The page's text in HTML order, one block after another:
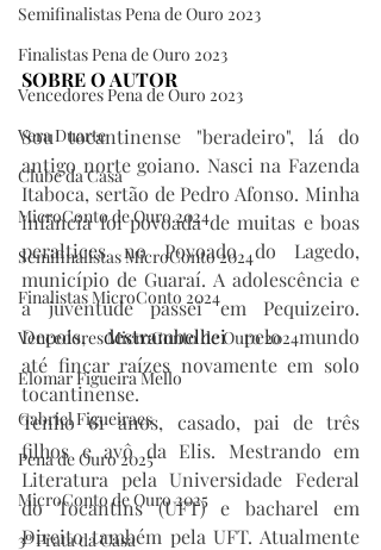
Semifinalistas Pena de Ouro 2023
Finalistas Pena de Ouro 2023
Vencedores Pena de Ouro 2023
Vera Duarte
Clube da Casa
MicroConto de Ouro 2024
Semifinalistas MicroConto 2024
Finalistas MicroConto 2024
Vencedores MicroConto de Ouro 2024
Elomar Figueira Mello
Gabriel Figueiraes
Pena de Ouro 2025
MicroConto de Ouro 2025
3º Prata da Casa
SOBRE O AUTOR
Sou tocantinense "beradeiro", lá do
antigo norte goiano. Nasci na Fazenda
Itaboca, sertão de Pedro Afonso. Minha
infância foi povoada de muitas e boas
peraltices no Povoado do Lagedo,
município de Guaraí. A adolescência e
a juventude passei em Pequizeiro.
Depois, destrambelhei pelo mundo
até fincar raízes novamente em solo
tocantinense.
Tenho 61 anos, casado, pai de três
filhos e avô da Elis. Mestrando em
Literatura pela Universidade Federal
do Tocantins (UFT) e bacharel em
Direito também pela UFT. Atualmente